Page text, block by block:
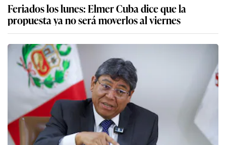
Feriados los lunes: Elmer Cuba dice que la
propuesta ya no será moverlos al viernes